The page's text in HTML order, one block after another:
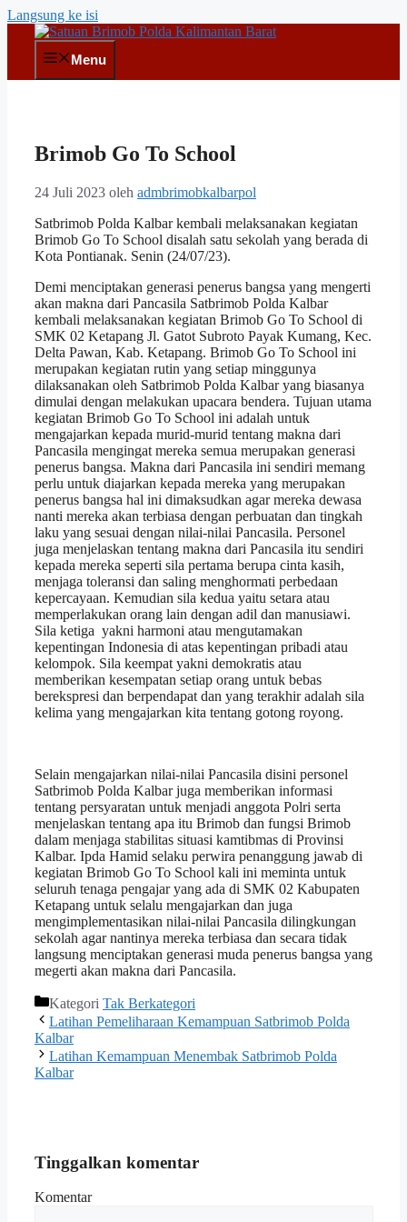
Langsung ke isi
Menu
Brimob Go To School
24 Juli 2023 oleh admbrimobkalbarpol
Satbrimob Polda Kalbar kembali melaksanakan kegiatan
Brimob Go To School disalah satu sekolah yang berada di
Kota Pontianak. Senin (24/07/23).
Demi menciptakan generasi penerus bangsa yang mengerti
akan makna dari Pancasila Satbrimob Polda Kalbar
kembali melaksanakan kegiatan Brimob Go To School di
SMK 02 Ketapang Jl. Gatot Subroto Payak Kumang, Kec.
Delta Pawan, Kab. Ketapang. Brimob Go To School ini
merupakan kegiatan rutin yang setiap minggunya
dilaksanakan oleh Satbrimob Polda Kalbar yang biasanya
dimulai dengan melakukan upacara bendera. Tujuan utama
kegiatan Brimob Go To School ini adalah untuk
mengajarkan kepada murid-murid tentang makna dari
Pancasila mengingat mereka semua merupakan generasi
penerus bangsa. Makna dari Pancasila ini sendiri memang
perlu untuk diajarkan kepada mereka yang merupakan
penerus bangsa hal ini dimaksudkan agar mereka dewasa
nanti mereka akan terbiasa dengan perbuatan dan tingkah
laku yang sesuai dengan nilai-nilai Pancasila. Personel
juga menjelaskan tentang makna dari Pancasila itu sendiri
kepada mereka seperti sila pertama berupa cinta kasih,
menjaga toleransi dan saling menghormati perbedaan
kepercayaan. Kemudian sila kedua yaitu setara atau
memperlakukan orang lain dengan adil dan manusiawi.
Sila ketiga yakni harmoni atau mengutamakan
kepentingan Indonesia di atas kepentingan pribadi atau
kelompok. Sila keempat yakni demokratis atau
memberikan kesempatan setiap orang untuk bebas
berekspresi dan berpendapat dan yang terakhir adalah sila
kelima yang mengajarkan kita tentang gotong royong.
Selain mengajarkan nilai-nilai Pancasila disini personel
Satbrimob Polda Kalbar juga memberikan informasi
tentang persyaratan untuk menjadi anggota Polri serta
menjelaskan tentang apa itu Brimob dan fungsi Brimob
dalam menjaga stabilitas situasi kamtibmas di Provinsi
Kalbar. Ipda Hamid selaku perwira penanggung jawab di
kegiatan Brimob Go To School kali ini meminta untuk
seluruh tenaga pengajar yang ada di SMK 02 Kabupaten
Ketapang untuk selalu mengajarkan dan juga
mengimplementasikan nilai-nilai Pancasila dilingkungan
sekolah agar nantinya mereka terbiasa dan secara tidak
langsung menciptakan generasi muda penerus bangsa yang
megerti akan makna dari Pancasila.
Kategori Tak Berkategori
Latihan Pemeliharaan Kemampuan Satbrimob Polda
Kalbar
Latihan Kemampuan Menembak Satbrimob Polda
Kalbar
Tinggalkan komentar
Komentar